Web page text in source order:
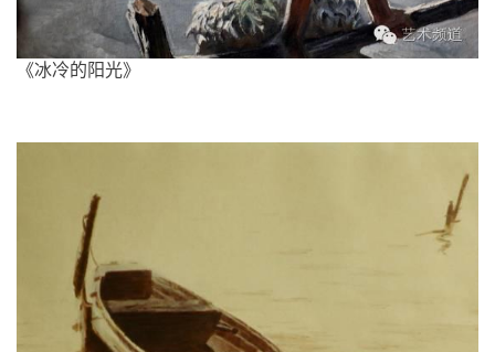
《冰冷的阳光》